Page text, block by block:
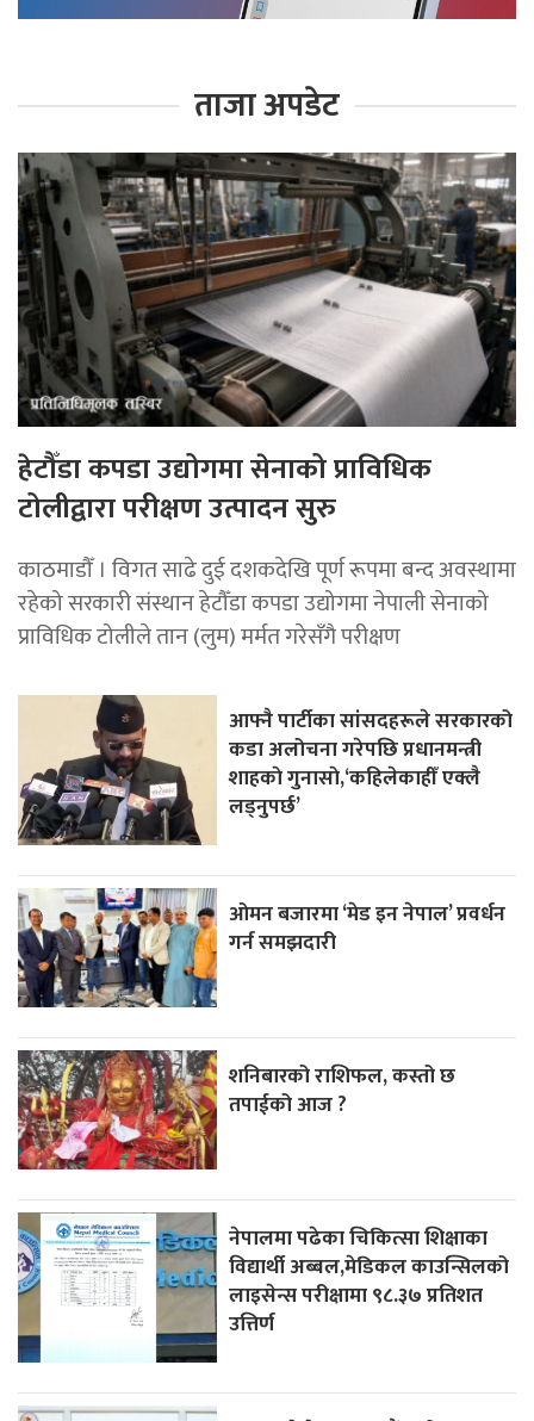
ताजा अपडेट
हेटौँडा कपडा उद्योगमा सेनाको प्राविधिक
टोलीद्वारा परीक्षण उत्पादन सुरु
काठमाडौँ । विगत साढे दुई दशकदेखि पूर्ण रूपमा बन्द अवस्थामा
रहेको सरकारी संस्थान हेटौँडा कपडा उद्योगमा नेपाली सेनाको
प्राविधिक टोलीले तान (लुम) मर्मत गरेसँगै परीक्षण
आफ्नै पार्टीका सांसदहरूले सरकारको
कडा अलोचना गरेपछि प्रधानमन्त्री
शाहकाे गुनासाे,‘कहिलेकाहीँ एक्लै
लड्नुपर्छ’
ओमन बजारमा ‘मेड इन नेपाल’ प्रवर्धन
गर्न समझदारी
शनिबारको राशिफल, कस्तो छ
तपाईको आज ?
नेपालमा पढेका चिकित्सा शिक्षाका
विद्यार्थी अब्बल,मेडिकल काउन्सिलको
लाइसेन्स परीक्षामा ९८.३७ प्रतिशत
उत्तिर्ण